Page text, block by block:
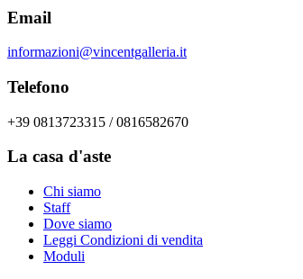
Email
informazioni@vincentgalleria.it
Telefono
+39 0813723315 / 0816582670
La casa d'aste
Chi siamo
Staff
Dove siamo
Leggi Condizioni di vendita
Moduli